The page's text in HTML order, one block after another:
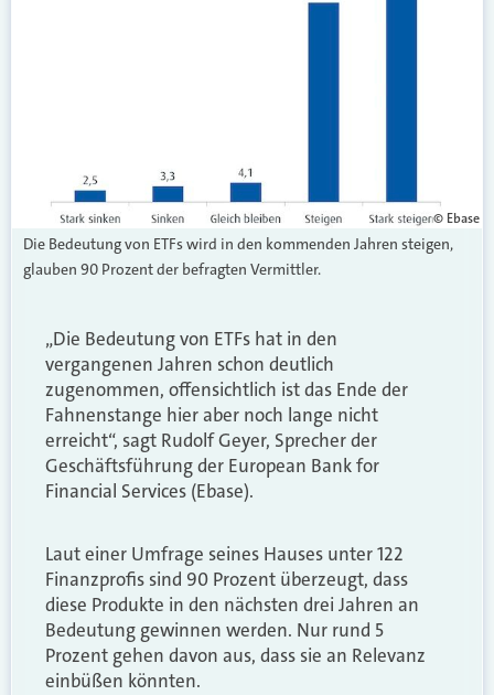
© Ebase
Die Bedeutung von ETFs wird in den kommenden Jahren steigen,
glauben 90 Prozent der befragten Vermittler.
„Die Bedeutung von ETFs hat in den
vergangenen Jahren schon deutlich
zugenommen, offensichtlich ist das Ende der
Fahnenstange hier aber noch lange nicht
erreicht“, sagt Rudolf Geyer, Sprecher der
Geschäftsführung der European Bank for
Financial Services (Ebase).
Laut einer Umfrage seines Hauses unter 122
Finanzprofis sind 90 Prozent überzeugt, dass
diese Produkte in den nächsten drei Jahren an
Bedeutung gewinnen werden. Nur rund 5
Prozent gehen davon aus, dass sie an Relevanz
einbüßen könnten.